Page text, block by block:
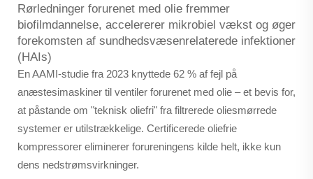
Rørledninger forurenet med olie fremmer
biofilmdannelse, accelererer mikrobiel vækst og øger
forekomsten af sundhedsvæsenrelaterede infektioner
(HAIs)
En AAMI-studie fra 2023 knyttede 62 % af fejl på
anæstesimaskiner til ventiler forurenet med olie – et bevis for,
at påstande om "teknisk oliefri" fra filtrerede oliesmørrede
systemer er utilstrækkelige. Certificerede oliefrie
kompressorer eliminerer forureningens kilde helt, ikke kun
dens nedstrømsvirkninger.